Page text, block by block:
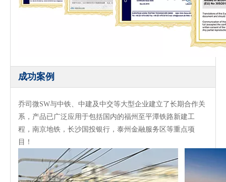
成功案例
乔司微SW与中铁、中建及中交等大型企业建立了长期合作关
系，产品已广泛应用于包括国内的福州至平潭铁路新建工
程，南京地铁，长沙国投银行，泰州金融服务区等重点项
目！